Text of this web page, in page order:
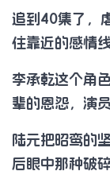
追到40集了，
住靠近的感情
李承乾这个角
辈的恩怨，演
陆元把昭鸾的
后眼中那种破